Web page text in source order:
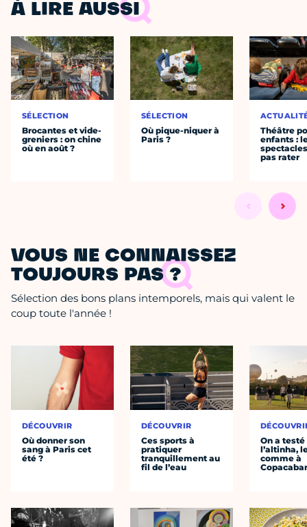
À LIRE AUSSI
SÉLECTION
Brocantes et vide-
greniers : on chine
où en août ?
SÉLECTION
Où pique-niquer à
Paris ?
Théâtre
enfants :
pas rater
VOUS NE CONNAISSEZ
TOUJOURS PAS ?
Sélection des bons plans intemporels, mais qui valent le
coup toute l'année !
DÉCOUVRIR
Où donner son
sang à Paris cet
été ?
DÉCOUVRIR
Ces sports à
pratiquer
tranquillement au
fil de l’eau
On a testé
l’altinha,
comme à